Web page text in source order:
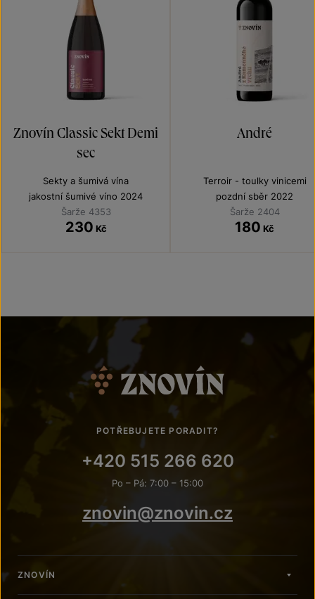
Znovín Classic Sekt Demi
sec
Sekty a šumivá vína
jakostní šumivé víno 2024
Šarže 4353
230 Kč
André
Terroir - toulky vinicemi
pozdní sběr 2022
Šarže 2404
180 Kč
POTŘEBUJETE PORADIT?
+420 515 266 620
Po – Pá: 7:00 – 15:00
znovin@znovin.cz
ZNOVÍN